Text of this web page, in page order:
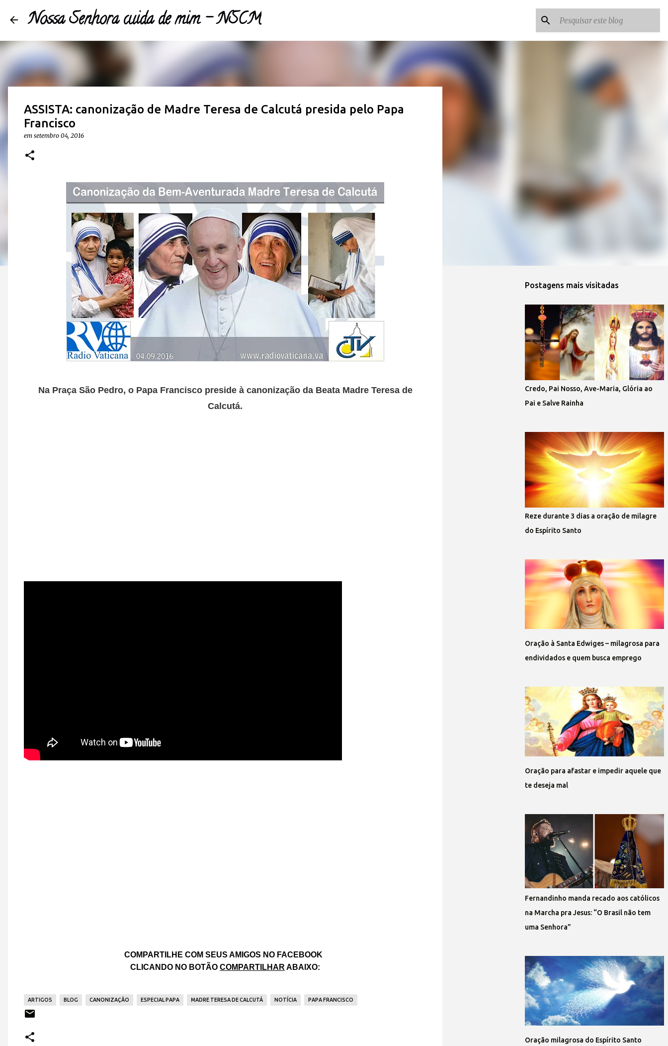
Nossa Senhora cuida de mim - NSCM
ASSISTA: canonização de Madre Teresa de Calcutá presida pelo Papa
Francisco
em setembro 04, 2016
Na Praça São Pedro, o Papa Francisco preside à canonização da Beata Madre Teresa de
Calcutá.
COMPARTILHE COM SEUS AMIGOS NO FACEBOOK
CLICANDO NO BOTÃO COMPARTILHAR ABAIXO:
ARTIGOS BLOG CANONIZAÇÃO ESPECIAL PAPA MADRE TERESA DE CALCUTÁ NOTÍCIA PAPA FRANCISCO
Postagens mais visitadas
Credo, Pai Nosso, Ave-Maria, Glória ao
Pai e Salve Rainha
Reze durante 3 dias a oração de milagre
do Espírito Santo
Oração à Santa Edwiges – milagrosa para
endividados e quem busca emprego
Oração para afastar e impedir aquele que
te deseja mal
Fernandinho manda recado aos católicos
na Marcha pra Jesus: “O Brasil não tem
uma Senhora”
Oração milagrosa do Espírito Santo